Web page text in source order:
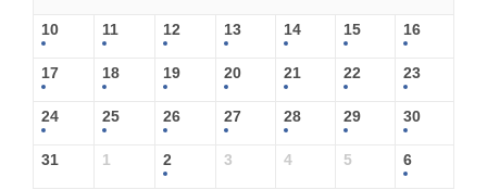
10 11 12 13 14 15 16
17 18 19 20 21 22 23
24 25 26 27 28 29 30
31 1 2 3 4 5 6